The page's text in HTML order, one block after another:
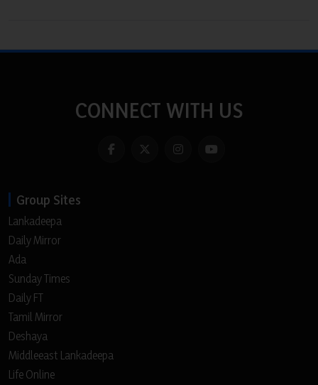
CONNECT WITH US
Group Sites
Lankadeepa
Daily Mirror
Ada
Sunday Times
Daily FT
Tamil Mirror
Deshaya
Middleeast Lankadeepa
Life Online